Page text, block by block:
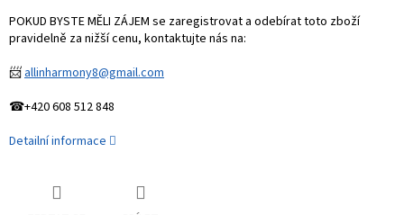
POKUD BYSTE MĚLI ZÁJEM se zaregistrovat a odebírat toto zboží
pravidelně za nižší cenu, kontaktujte nás na:
📨allinharmony8@gmail.com
☎+420 608 512 848
Detailní informace